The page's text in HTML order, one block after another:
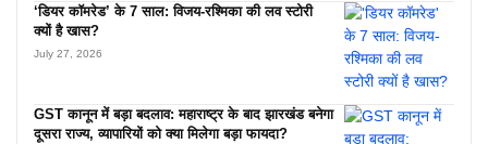
‘डियर कॉमरेड’ के 7 साल: विजय-रश्मिका की लव स्टोरी
क्यों है खास?
July 27, 2026
GST कानून में बड़ा बदलाव: महाराष्ट्र के बाद झारखंड बनेगा
दूसरा राज्य, व्यापारियों को क्या मिलेगा बड़ा फायदा?